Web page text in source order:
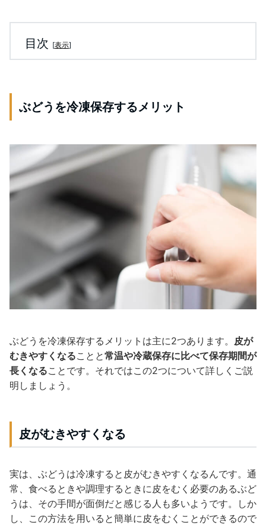
目次 [表示]
ぶどうを冷凍保存するメリット
ぶどうを冷凍保存するメリットは主に2つあります。 皮が
むきやすくなることと常温や冷蔵保存に比べて保存期間が
長くなることです。それではこの2つについて詳しくご説
明しましょう。
皮がむきやすくなる
実は、ぶどうは冷凍すると皮がむきやすくなるんです。通
常、食べるときや調理するときに皮をむく必要のあるぶど
うは、その手間が面倒だと感じる人も多いようです。しか
し、この方法を用いると簡単に皮をむくことができるので